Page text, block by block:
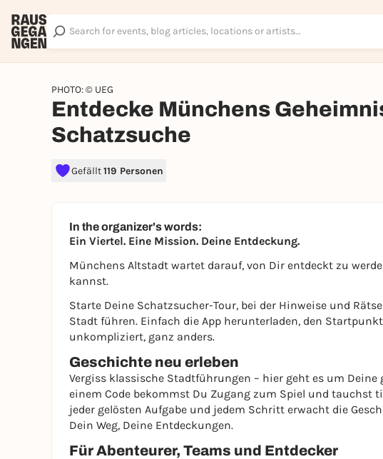
PHOTO: © UEG
Entdecke Münchens
Schatzsuche
Gefällt119 Personen
In the organizer's words:
Ein Viertel. Eine Mission. Deine Entdeckung.
Münchens Altstadt wartet darauf, von Dir entdeckt zu
kannst.
Starte Deine Schatzsucher-Tour, bei der Hinweise und
Stadt führen. Einfach die App herunterladen, den
unkompliziert, ganz anders.
Geschichte neu erleben
Vergiss klassische Stadtführungen – hier geht es um
einem Code bekommst Du Zugang zum Spiel und tauchst
jeder gelösten Aufgabe und jedem Schritt erwacht die
Dein Weg, Deine Entdeckungen.
Für Abenteurer, Teams und Entdecker
Sign
To like